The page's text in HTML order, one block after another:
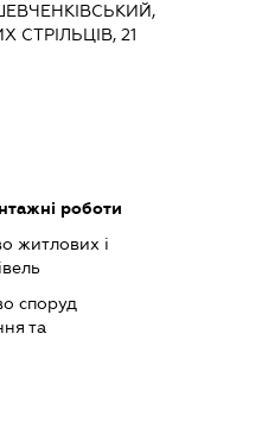
СТРІЛЬЦІВ, 21
роботи
житлових і
споруд
та